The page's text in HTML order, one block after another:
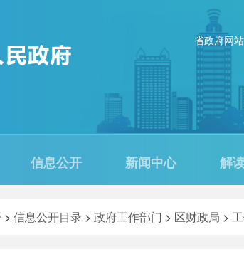
省政府网站
信息公开 新闻中心 解
> 信息公开目录 > 政府工作部门 > 区财政局 >